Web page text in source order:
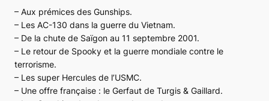
– Aux prémices des Gunships.
– Les AC-130 dans la guerre du Vietnam.
– De la chute de Saïgon au 11 septembre 2001.
– Le retour de Spooky et la guerre mondiale contre le
terrorisme.
– Les super Hercules de l’USMC.
– Une offre française : le Gerfaut de Turgis & Gaillard.